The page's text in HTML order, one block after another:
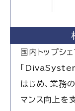
国内トップシ
「DivaSystem
はじめ、業務
マンス向上を